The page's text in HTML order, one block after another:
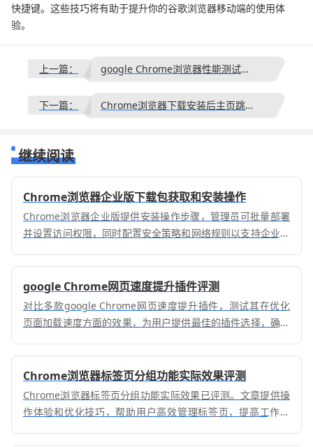
快捷键。这些技巧将有助于提升你的谷歌浏览器移动端的使用体
验。
上一篇： google Chrome浏览器性能测试与优化操作指南
下一篇： Chrome浏览器下载安装后主页跳转应如何恢复默认设置
继续阅读
Chrome浏览器企业版下载包获取和安装操作
Chrome浏览器企业版提供安装操作步骤，管理员可批量部署
并设置访问权限，同时配置安全策略和网络规则以支持企业办
google Chrome网页速度提升插件评测
对比多款google Chrome网页速度提升插件，测试其在优化
页面加载速度方面的效果，为用户提供最佳的插件选择，确保
Chrome浏览器标签页分组功能实际效果评测
Chrome浏览器标签页分组功能实际效果已评测。文章提供操
作体验和优化技巧，帮助用户高效管理标签页，提高工作效